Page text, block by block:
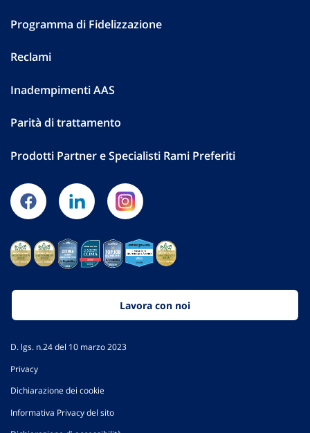
Programma di Fidelizzazione
Reclami
Inadempimenti AAS
Parità di trattamento
Prodotti Partner e Specialisti Rami Preferiti
Lavora con noi
D. lgs. n.24 del 10 marzo 2023
Privacy
Dichiarazione dei cookie
Informativa Privacy del sito